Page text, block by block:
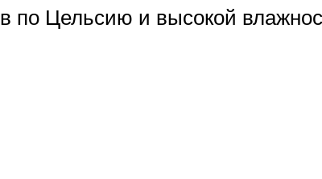
по Цельсию и высокой